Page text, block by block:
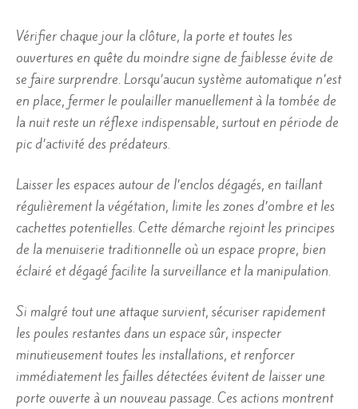
Vérifier chaque jour la clôture, la porte et toutes les
ouvertures en quête du moindre signe de faiblesse évite de
se faire surprendre. Lorsqu’aucun système automatique n’est
en place, fermer le poulailler manuellement à la tombée de
la nuit reste un réflexe indispensable, surtout en période de
pic d’activité des prédateurs.
Laisser les espaces autour de l’enclos dégagés, en taillant
régulièrement la végétation, limite les zones d’ombre et les
cachettes potentielles. Cette démarche rejoint les principes
de la menuiserie traditionnelle où un espace propre, bien
éclairé et dégagé facilite la surveillance et la manipulation.
Si malgré tout une attaque survient, sécuriser rapidement
les poules restantes dans un espace sûr, inspecter
minutieusement toutes les installations, et renforcer
immédiatement les failles détectées évitent de laisser une
porte ouverte à un nouveau passage. Ces actions montrent